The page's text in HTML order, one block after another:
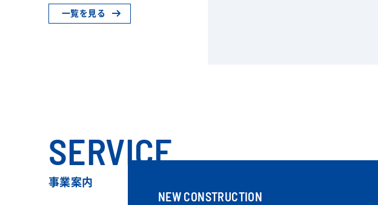
一覧を見る
SERVICE
事業案内
NEW CONSTRUCTION